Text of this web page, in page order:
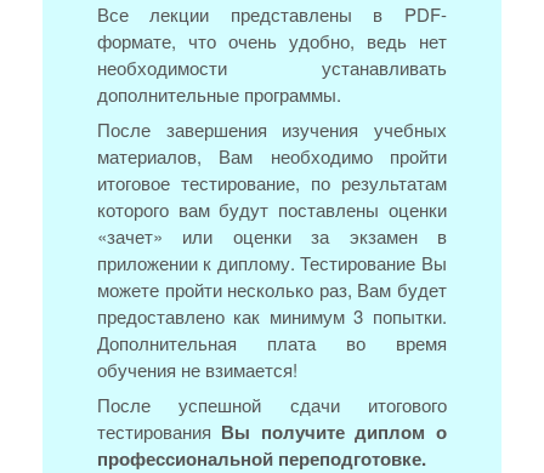
Все лекции представлены в PDF-
формате, что очень удобно, ведь нет
необходимости устанавливать
дополнительные программы.
После завершения изучения учебных
материалов, Вам необходимо пройти
итоговое тестирование, по результатам
которого вам будут поставлены оценки
«зачет» или оценки за экзамен в
приложении к диплому. Тестирование Вы
можете пройти несколько раз, Вам будет
предоставлено как минимум 3 попытки.
Дополнительная плата во время
обучения не взимается!
После успешной сдачи итогового
тестирования Вы получите диплом о
профессиональной переподготовке.